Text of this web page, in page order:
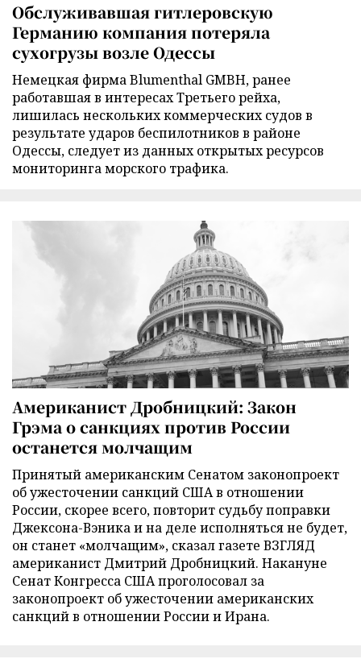
Обслуживавшая гитлеровскую
Германию компания потеряла
сухогрузы возле Одессы
Немецкая фирма Blumenthal GMBH, ранее
работавшая в интересах Третьего рейха,
лишилась нескольких коммерческих судов в
результате ударов беспилотников в районе
Одессы, следует из данных открытых ресурсов
мониторинга морского трафика.
Американист Дробницкий: Закон
Грэма о санкциях против России
останется молчащим
Принятый американским Сенатом законопроект
об ужесточении санкций США в отношении
России, скорее всего, повторит судьбу поправки
Джексона-Вэника и на деле исполняться не будет,
он станет «молчащим», сказал газете ВЗГЛЯД
американист Дмитрий Дробницкий. Накануне
Сенат Конгресса США проголосовал за
законопроект об ужесточении американских
санкций в отношении России и Ирана.